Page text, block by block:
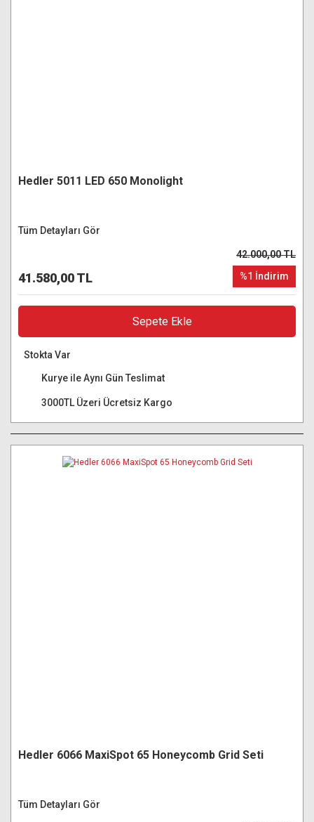
Hedler 5011 LED 650 Monolight
Tüm Detayları Gör
41.580,00 TL
42.000,00 TL
%1 İndirim
Sepete Ekle
Stokta Var
Kurye ile Aynı Gün Teslimat
3000TL Üzeri Ücretsiz Kargo
Hedler 6066 MaxiSpot 65 Honeycomb Grid Seti
Tüm Detayları Gör